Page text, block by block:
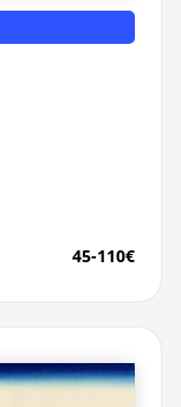
45-110€